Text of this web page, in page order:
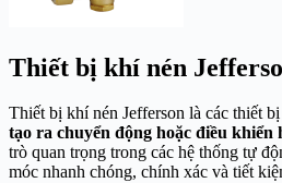
Thiết bị khí nén
Thiết bị khí nén Jefferson là các thiết
tạo ra chuyển động hoặc điều khiển
trò quan trọng trong các hệ thống tự
móc nhanh chóng, chính xác và tiết